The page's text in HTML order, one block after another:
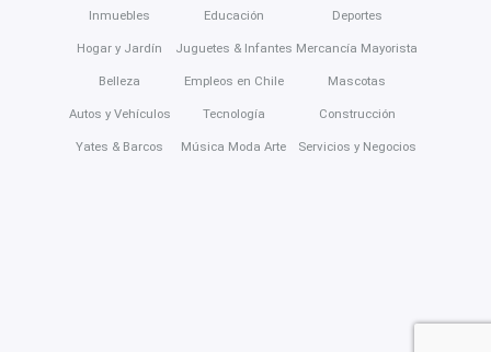
Inmuebles
Hogar y Jardín
Belleza
Autos y Vehículos
Yates & Barcos
Educación
Juguetes & Infantes
Empleos en Chile
Tecnología
Música Moda Arte
Deportes
Mercancía Mayorista
Mascotas
Construcción
Servicios y Negocios